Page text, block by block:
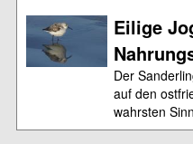
Eilige
Der
auf den
wahrsten